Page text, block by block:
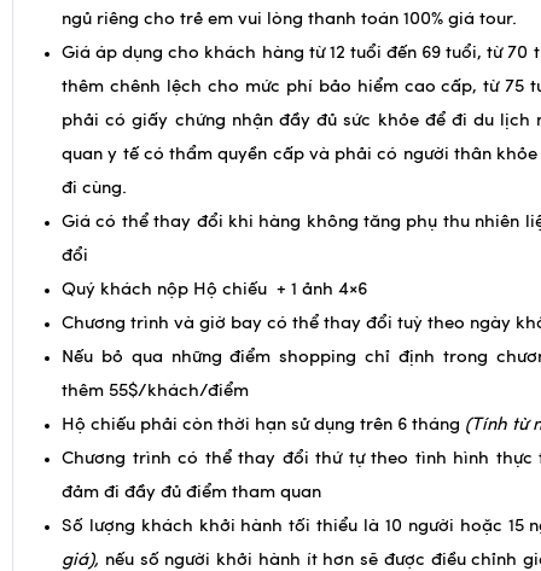
GHI CHÚ :
Giá tính cho trẻ em ngủ chung giường với bố mẹ, nếu
ngủ riêng cho trẻ em vui lòng thanh toán 100% giá tour.
Giá áp dụng cho khách hàng từ 12 tuổi đến 69 tuổi, từ 70
thêm chênh lệch cho mức phí bảo hiểm cao cấp, từ 75
phải có giấy chứng nhận đầy đủ sức khỏe để đi du lịch
quan y tế có thẩm quyền cấp và phải có người thân
đi cùng.
Giá có thể thay đổi khi hàng không tăng phụ thu nhiên
đổi
Quý khách nộp Hộ chiếu + 1 ảnh 4×6
Chương trình và giờ bay có thể thay đổi tuỳ theo ngày
Nếu bỏ qua những điểm shopping chỉ định trong
thêm 55$/khách/điểm
Hộ chiếu phải còn thời hạn sử dụng trên 6 tháng
Chương trình có thể thay đổi thứ tự theo tình hình thực
đảm đi đầy đủ điểm tham quan